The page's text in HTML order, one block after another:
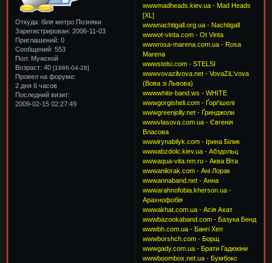
Откуда: біля метро Позняки
Зарегистрирован: 2006-11-03
Приглашений: 0
Сообщений: 553
Пол: Мужской
Возраст: 40[1986-04-28]
Провел на форуме:
2 дня 6 часов
Последний визит:
2009-02-15 02:27:49
wwwmadheads.kiev.ua - Mad Heads
[XL]
wwwnachtigall.org.ua - Nachtigall
wwwot-vinta.com - Ot Vinta
wwwrosa-marena.com.ua - Rosa
Marena
wwwstelsi.com - STELSI
wwwvovazilvova.net - VovaZiL'vova
(Вова зі Львова)
wwwwhite-band.ws - WHITE
wwwgorgisheli.com - Ґорґішелі
wwwgreenjolly.net - Ґринджоли
wwwvlasova.com.ua - Євгенія
Власова
wwwirynabilyk.com - Ірина Білик
wwwabzdolc.kiev.ua - Абздольц
wwwaqua-vita.nm.ru - Аква Віта
wwwanilorak.com - Ані Лорак
wwwannaband.net - Анна
wwwarahnofobia.kherson.ua -
Арахнофобія
wwwakhat.com.ua - Асія Ахат
wwwbazookaband.com - Базука Бенд
wwwbh.com.ua - Бангі Хеп
wwwborshch.com - Борщ
wwwgady.com.ua - Брати Гадюкіни
wwwboombox.net.ua - Бумбокс